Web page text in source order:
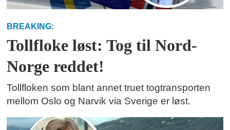
BREAKING:
Tollfloke løst: Tog til Nord-
Norge reddet!
Tollfloken som blant annet truet togtransporten
mellom Oslo og Narvik via Sverige er løst.